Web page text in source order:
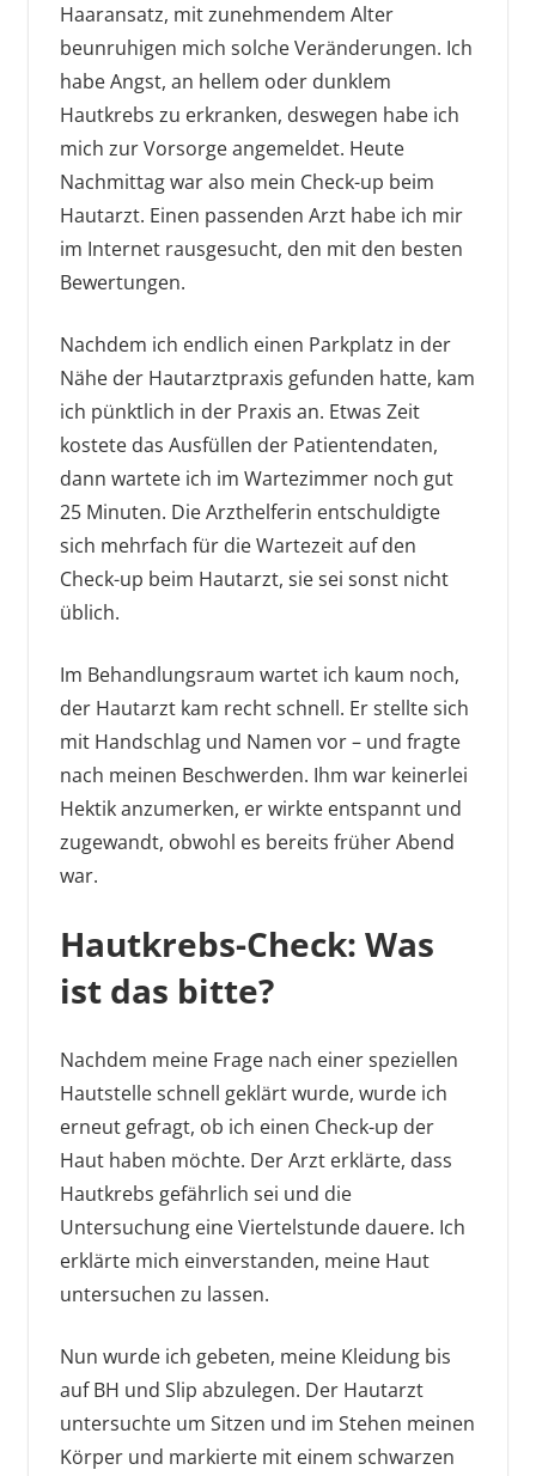
Haaransatz, mit zunehmendem Alter
beunruhigen mich solche Veränderungen. Ich
habe Angst, an hellem oder dunklem
Hautkrebs zu erkranken, deswegen habe ich
mich zur Vorsorge angemeldet. Heute
Nachmittag war also mein Check-up beim
Hautarzt. Einen passenden Arzt habe ich mir
im Internet rausgesucht, den mit den besten
Bewertungen.
Nachdem ich endlich einen Parkplatz in der
Nähe der Hautarztpraxis gefunden hatte, kam
ich pünktlich in der Praxis an. Etwas Zeit
kostete das Ausfüllen der Patientendaten,
dann wartete ich im Wartezimmer noch gut
25 Minuten. Die Arzthelferin entschuldigte
sich mehrfach für die Wartezeit auf den
Check-up beim Hautarzt, sie sei sonst nicht
üblich.
Im Behandlungsraum wartet ich kaum noch,
der Hautarzt kam recht schnell. Er stellte sich
mit Handschlag und Namen vor – und fragte
nach meinen Beschwerden. Ihm war keinerlei
Hektik anzumerken, er wirkte entspannt und
zugewandt, obwohl es bereits früher Abend
war.
Hautkrebs-Check: Was
ist das bitte?
Nachdem meine Frage nach einer speziellen
Hautstelle schnell geklärt wurde, wurde ich
erneut gefragt, ob ich einen Check-up der
Haut haben möchte. Der Arzt erklärte, dass
Hautkrebs gefährlich sei und die
Untersuchung eine Viertelstunde dauere. Ich
erklärte mich einverstanden, meine Haut
untersuchen zu lassen.
Nun wurde ich gebeten, meine Kleidung bis
auf BH und Slip abzulegen. Der Hautarzt
untersuchte um Sitzen und im Stehen meinen
Körper und markierte mit einem schwarzen